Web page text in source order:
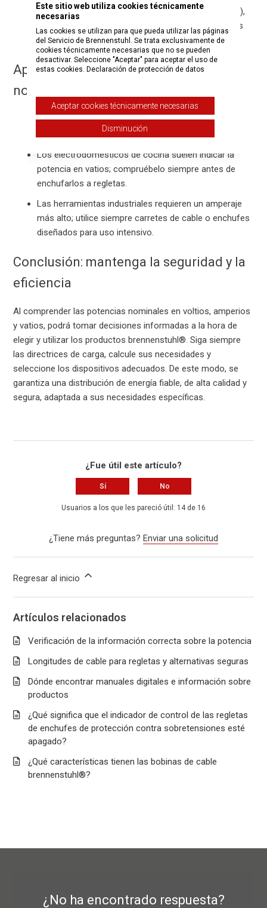
Para cargas elevadas (por ejemplo, equipos de obra),
utilice productos con un grosor de cable y potencias
nominales adecuadas.
Aplicaciones de las potencias
nominales: ejemplos típicos
Un calentador de 2000 vatios a 230 V consume
aproximadamente 8,7 A (2000 ÷ 230).
Los electrodomésticos de cocina suelen indicar la
potencia en vatios; compruébelo siempre antes de
enchufarlos a regletas.
Las herramientas industriales requieren un amperaje
más alto; utilice siempre carretes de cable o enchufes
diseñados para uso intensivo.
Conclusión: mantenga la seguridad y la
eficiencia
Al comprender las potencias nominales en voltios, amperios
y vatios, podrá tomar decisiones informadas a la hora de
elegir y utilizar los productos brennenstuhl®. Siga siempre
las directrices de carga, calcule sus necesidades y
seleccione los dispositivos adecuados. De este modo, se
garantiza una distribución de energía fiable, de alta calidad y
segura, adaptada a sus necesidades específicas.
¿Fue útil este artículo?
Sí No
Usuarios a los que les pareció útil: 14 de 16
¿Tiene más preguntas? Enviar una solicitud
Regresar al inicio
Artículos relacionados
Verificación de la información correcta sobre la potencia
Longitudes de cable para regletas y alternativas seguras
Dónde encontrar manuales digitales e información sobre
productos
¿Qué significa que el indicador de control de las regletas
de enchufes de protección contra sobretensiones esté
apagado?
¿Qué características tienen las bobinas de cable
brennenstuhl®?
¿No ha encontrado respuesta?
Este sitio web utiliza cookies técnicamente
necesarias
Las cookies se utilizan para que pueda utilizar las páginas
del Servicio de Brennenstuhl. Se trata exclusivamente de
cookies técnicamente necesarias que no se pueden
desactivar. Seleccione "Aceptar" para aceptar el uso de
estas cookies. Declaración de protección de datos
Aceptar cookies técnicamente necesarias
Disminución